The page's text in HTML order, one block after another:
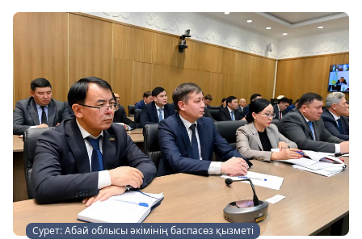
Сурет: Абай облысы әкімінің баспасөз қызметі